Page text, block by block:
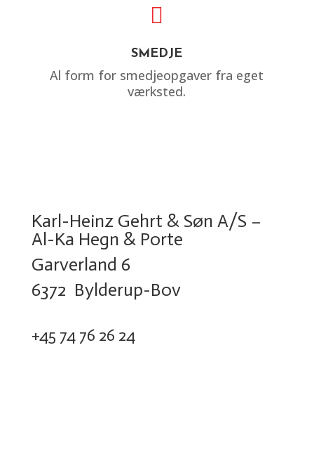

SMEDJE
Al form for smedjeopgaver fra eget
værksted.
Karl-Heinz Gehrt & Søn A/S –
Al-Ka Hegn & Porte
Garverland 6
6372 Bylderup-Bov
+45 74 76 26 24